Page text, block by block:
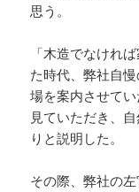
思う。
「木造でなけれ
た時代、弊社自
場を案内させて
見ていただき、
りと説明した。
その際、弊社の